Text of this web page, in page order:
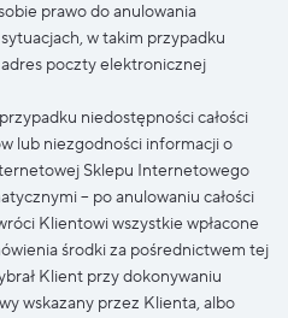
prawo do anulowania
w takim przypadku
poczty elektronicznej
niedostępności całości
lub niezgodności informacji o
Sklepu Internetowego
– po anulowaniu całości
Klientowi wszystkie wpłacone
środki za pośrednictwem tej
Klient przy dokonywaniu
wskazany przez Klienta, albo